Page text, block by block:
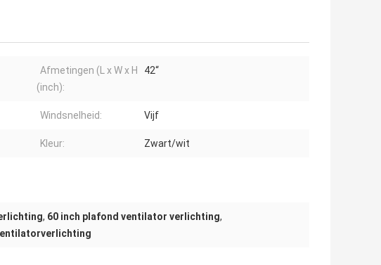
Afmetingen (L x W x H
(inch):
42“
Windsnelheid: Vijf
Kleur: Zwart/wit
, 60 inch plafond ventilator verlichting,